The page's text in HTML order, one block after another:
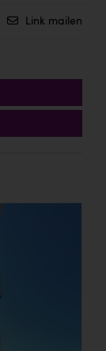
Link mailen